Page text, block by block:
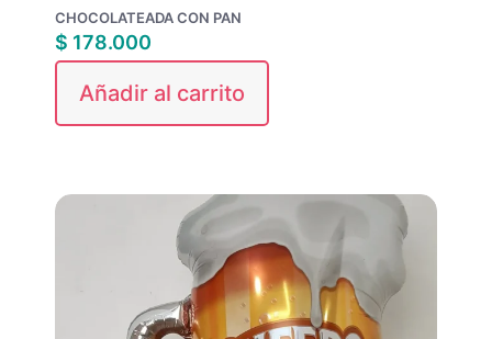
CHOCOLATEADA CON PAN
$ 178.000
Añadir al carrito